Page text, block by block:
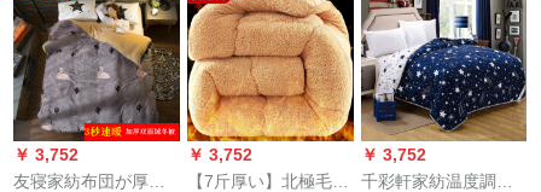
￥ 3,752
友寝家紡布団が厚く
￥ 3,752
【7斤厚い】北極毛織
￥ 3,752
千彩軒家紡温度調節